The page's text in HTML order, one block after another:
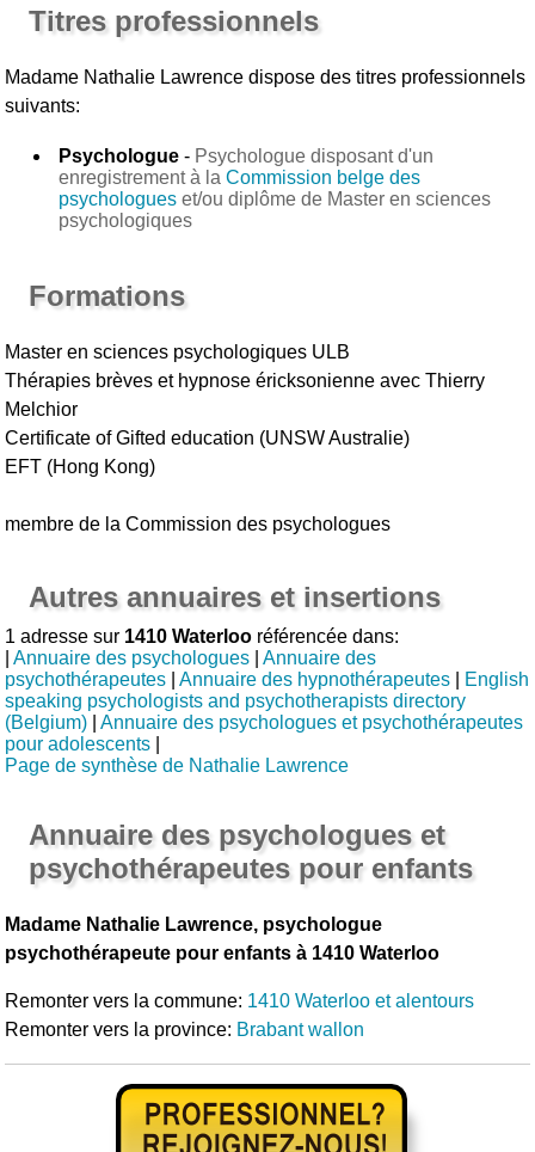
Titres professionnels
Madame Nathalie Lawrence dispose des titres professionnels
suivants:
Psychologue - Psychologue disposant d'un
enregistrement à laCommission belge des
psychologues et/ou diplôme de Master en sciences
psychologiques
Formations
Master en sciences psychologiques ULB
Thérapies brèves et hypnose éricksonienne avec Thierry
Melchior
Certificate of Gifted education (UNSW Australie)
EFT (Hong Kong)
membre de la Commission des psychologues
Autres annuaires et insertions
1 adresse sur 1410 Waterloo référencée dans:
|Annuaire des psychologues |Annuaire des
psychothérapeutes |Annuaire des hypnothérapeutes
English
speaking psychologists and psychotherapists directory
(Belgium) |Annuaire des psychologues et psychothérapeutes
pour adolescents
Page de synthèse de Nathalie Lawrence
Annuaire des psychologues et
psychothérapeutes pour enfants
Madame Nathalie Lawrence, psychologue
psychothérapeute pour enfants à 1410 Waterloo
Remonter vers la commune: 1410 Waterloo et alentours
Remonter vers la province: Brabant wallon